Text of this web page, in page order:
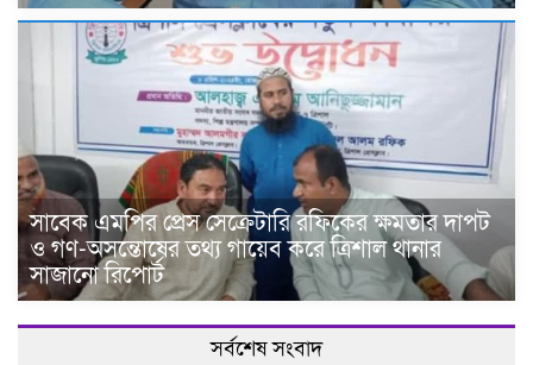
সাবেক এমপির প্রেস সেক্রেটারি রফিকের ক্ষমতার দাপট
ও গণ-অসন্তোষের তথ্য গায়েব করে ত্রিশাল থানার
সাজানো রিপোর্ট
সর্বশেষ সংবাদ